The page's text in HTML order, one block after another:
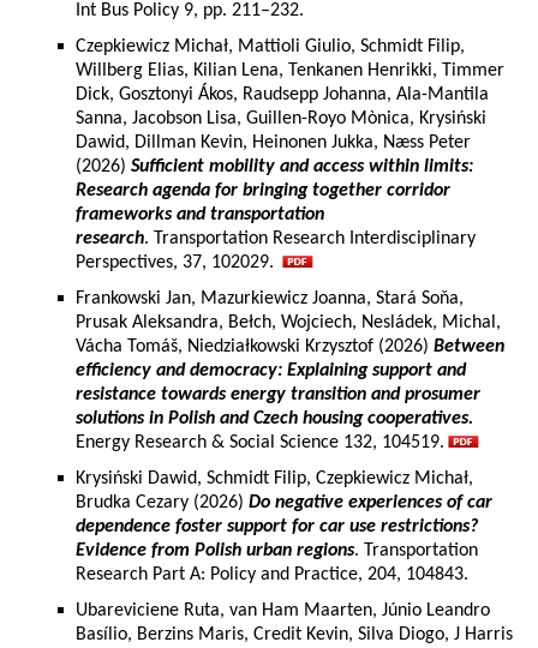
Int Bus Policy 9, pp. 211–232.
Czepkiewicz Michał, Mattioli Giulio, Schmidt Filip,
Willberg Elias, Kilian Lena, Tenkanen Henrikki, Timmer
Dick, Gosztonyi Ákos, Raudsepp Johanna, Ala-Mantila
Sanna, Jacobson Lisa, Guillen-Royo Mònica, Krysiński
Dawid, Dillman Kevin, Heinonen Jukka, Næss Peter
(2026) Sufficient mobility and access within limits:
Research agenda for bringing together corridor
frameworks and transportation
research. Transportation Research Interdisciplinary
Perspectives, 37, 102029.
Frankowski Jan, Mazurkiewicz Joanna, Stará Soňa,
Prusak Aleksandra, Bełch, Wojciech, Nesládek, Michal,
Vácha Tomáš, Niedziałkowski Krzysztof (2026) Between
efficiency and democracy: Explaining support and
resistance towards energy transition and prosumer
solutions in Polish and Czech housing cooperatives.
Energy Research & Social Science 132, 104519.
Krysiński Dawid, Schmidt Filip, Czepkiewicz Michał,
Brudka Cezary (2026) Do negative experiences of car
dependence foster support for car use restrictions?
Evidence from Polish urban regions. Transportation
Research Part A: Policy and Practice, 204, 104843.
Ubareviciene Ruta, van Ham Maarten, Júnio Leandro
Basílio, Berzins Maris, Credit Kevin, Silva Diogo, J Harris